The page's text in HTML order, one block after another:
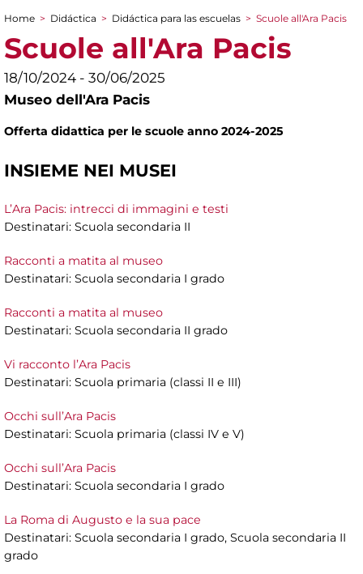
You are here
Home > Didáctica > Didáctica para las escuelas > Scuole all'Ara Pacis
Scuole all'Ara Pacis
18/10/2024 - 30/06/2025
Museo dell'Ara Pacis
Offerta didattica per le scuole anno 2024-2025
INSIEME NEI MUSEI
L’Ara Pacis: intrecci di immagini e testi
Destinatari: Scuola secondaria II
Racconti a matita al museo
Destinatari: Scuola secondaria I grado
Racconti a matita al museo
Destinatari: Scuola secondaria II grado
Vi racconto l’Ara Pacis
Destinatari: Scuola primaria (classi II e III)
Occhi sull’Ara Pacis
Destinatari: Scuola primaria (classi IV e V)
Occhi sull’Ara Pacis
Destinatari: Scuola secondaria I grado
La Roma di Augusto e la sua pace
Destinatari: Scuola secondaria I grado, Scuola secondaria II
grado